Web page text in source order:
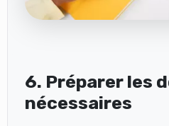
6. Préparer les
nécessaires